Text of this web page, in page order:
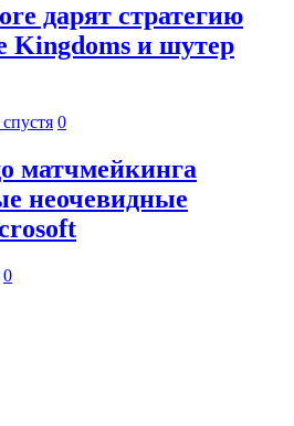
дарят стратегию
Kingdoms и шутер
0
матчмейкинга
неочевидные
0